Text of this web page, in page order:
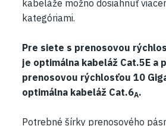
kabeláže možno dosiahnuť
kategóriami.
Pre siete s prenosovou
je optimálna kabeláž Cat.5E a
prenosovou rýchlosťou 10
optimálna kabeláž Cat.6A.
Potrebné šírky prenosového